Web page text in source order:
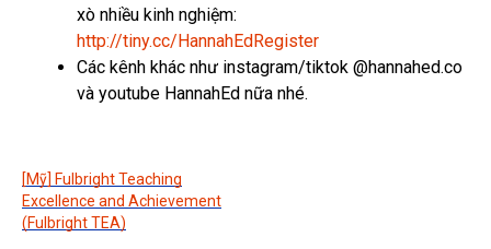
xò nhiều kinh nghiệm:
http://tiny.cc/HannahEdRegister
Các kênh khác như instagram/tiktok @hannahed.co
và youtube HannahEd nữa nhé.
[Mỹ] Fulbright Teaching
Excellence and Achievement
(Fulbright TEA)